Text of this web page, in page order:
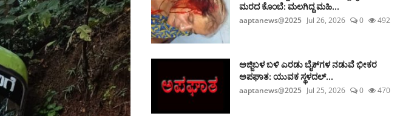
ಮರದ ಕೊಂಬೆ: ಮಲಗಿದ್ದ ಮಹಿ...
aaptanews@2025 Jul 26, 2026 0 492
ಅಜ್ಜಿಬಳ ಬಳಿ ಎರಡು ಬೈಕ್‌ಗಳ ನಡುವೆ ಭೀಕರ
ಅಪಘಾತ: ಯುವಕ ಸ್ಥಳದಲ್...
aaptanews@2025 Jul 25, 2026 0 470